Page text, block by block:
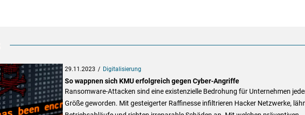
29.11.2023 Digitalisierung
So wappnen sich KMU erfolgreich gegen Cyber-Angriffe
Ransomware-Attacken sind eine existenzielle Bedrohung für Unternehmen
Größe geworden. Mit gesteigerter Raffinesse infiltrieren Hacker Netzwerke,